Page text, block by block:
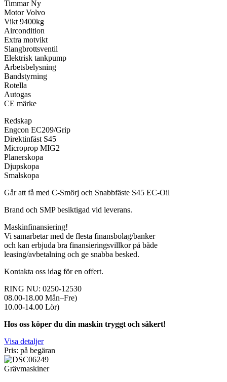
Timmar Ny
Motor Volvo
Vikt 9400kg
Aircondition
Extra motvikt
Slangbrottsventil
Elektrisk tankpump
Arbetsbelysning
Bandstyrning
Rotella
Autogas
CE märke
Redskap
Engcon EC209/Grip
Direktinfäst S45
Microprop MIG2
Planerskopa
Djupskopa
Smalskopa
Går att få med C-Smörj och Snabbfäste S45 EC-Oil
Brand och SMP besiktigad vid leverans.
Maskinfinansiering!
Vi samarbetar med de flesta finansbolag/banker
och kan erbjuda bra finansieringsvillkor på både
leasing/avbetalning och ge snabba besked.
Kontakta oss idag för en offert.
RING NU: 0250-12530
08.00-18.00 Mån–Fre)
10.00-14.00 Lör)
Hos oss köper du din maskin tryggt och säkert!
Visa detaljer
Pris: på begäran
Grävmaskiner